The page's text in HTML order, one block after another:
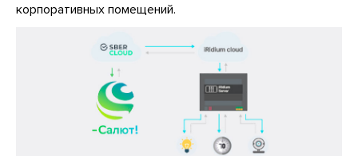
корпоративных помещений.